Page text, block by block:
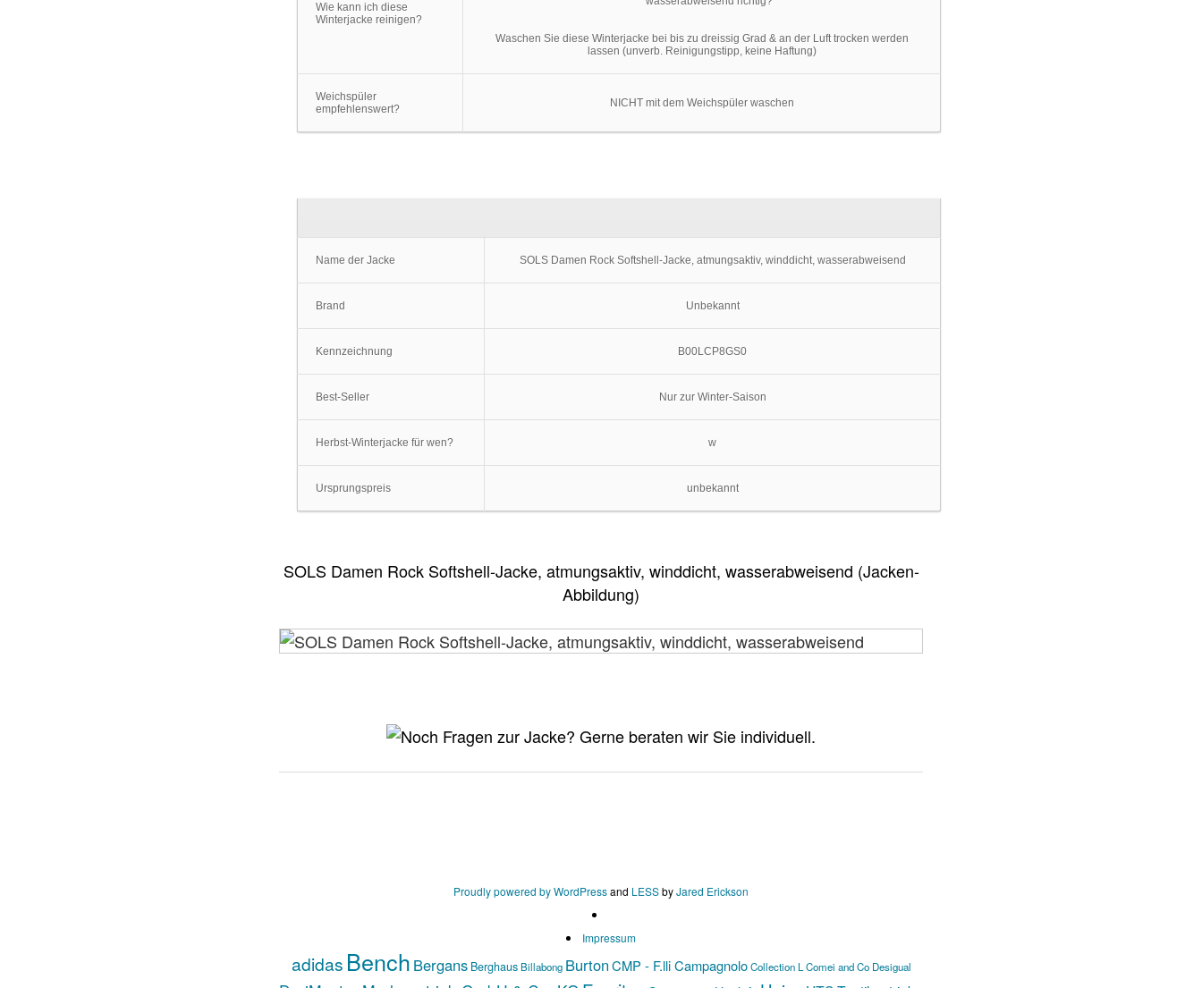
Wie kann ich diese
Winterjacke reinigen?
Waschen Sie diese Winterjacke bei bis zu dreissig Grad & an der Luft trocken werden
lassen (unverb. Reinigungstipp, keine Haftung)
Weichspüler
empfehlenswert?
NICHT mit dem Weichspüler waschen
Name der Jacke SOLS Damen Rock Softshell-Jacke, atmungsaktiv, winddicht, wasserabweisend
Brand Unbekannt
Kennzeichnung B00LCP8GS0
Best-Seller Nur zur Winter-Saison
Herbst-Winterjacke für wen? w
Ursprungspreis unbekannt
SOLS Damen Rock Softshell-Jacke, atmungsaktiv, winddicht, wasserabweisend (Jacken-
Abbildung)
Proudly powered by WordPressand LESSbyJared Erickson
Impressum
adidas Bench Bergans Berghaus Billabong BurtonCMP - F.lli Campagnolo Collection L Comei and Co Desigual